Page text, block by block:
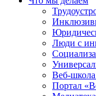
Люди с
Веб-
Портал